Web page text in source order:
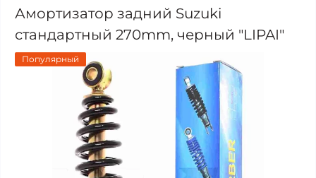
Амортизатор задний Suzuki
стандартный 270mm, черный "LIPAI"
Популярный